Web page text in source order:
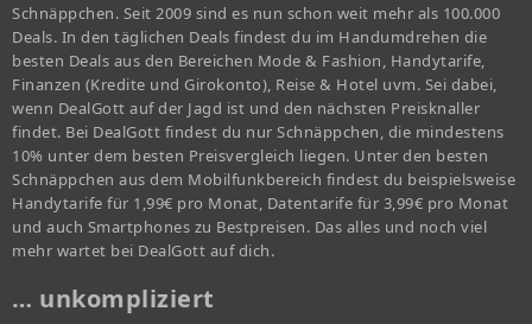
Schnäppchen. Seit 2009 sind es nun schon weit mehr als 100.000
Deals. In den täglichen Deals findest du im Handumdrehen die
besten Deals aus den Bereichen Mode & Fashion, Handytarife,
Finanzen (Kredite und Girokonto), Reise & Hotel uvm. Sei dabei,
wenn DealGott auf der Jagd ist und den nächsten Preisknaller
findet. Bei DealGott findest du nur Schnäppchen, die mindestens
10% unter dem besten Preisvergleich liegen. Unter den besten
Schnäppchen aus dem Mobilfunkbereich findest du beispielsweise
Handytarife für 1,99€ pro Monat, Datentarife für 3,99€ pro Monat
und auch Smartphones zu Bestpreisen. Das alles und noch viel
mehr wartet bei DealGott auf dich.
… unkompliziert